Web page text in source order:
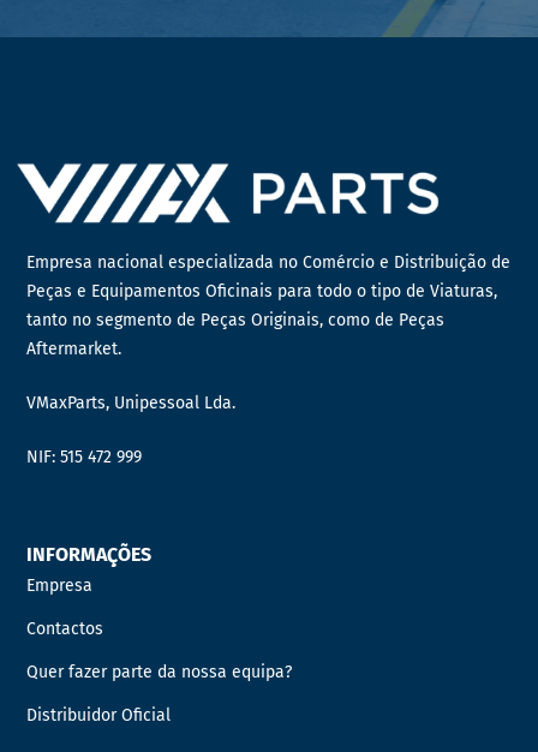
Empresa nacional especializada no Comércio e Distribuição de
Peças e Equipamentos Oficinais para todo o tipo de Viaturas,
tanto no segmento de Peças Originais, como de Peças
Aftermarket.
VMaxParts, Unipessoal Lda.
NIF: 515 472 999
INFORMAÇÕES
Empresa
Contactos
Quer fazer parte da nossa equipa?
Distribuidor Oficial